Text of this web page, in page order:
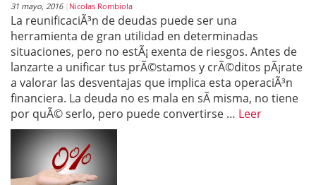
31 mayo, 2016 Nicolas Rombiola
La reunificaciÃ³n de deudas puede ser una
herramienta de gran utilidad en determinadas
situaciones, pero no estÃ¡ exenta de riesgos. Antes de
lanzarte a unificar tus prÃ©stamos y crÃ©ditos pÃ¡rate
a valorar las desventajas que implica esta operaciÃ³n
financiera. La deuda no es mala en sÃ­ misma, no tiene
por quÃ© serlo, pero puede convertirse … Leer